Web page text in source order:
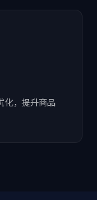
化，提升商品